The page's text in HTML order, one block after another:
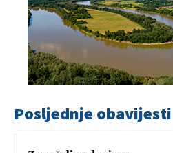
Posljednje obavijesti